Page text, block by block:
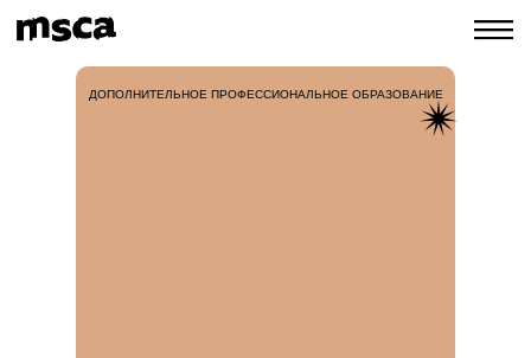
ДОПОЛНИТЕЛЬНОЕ ПРОФЕССИОНАЛЬНОЕ ОБРАЗОВАНИЕ